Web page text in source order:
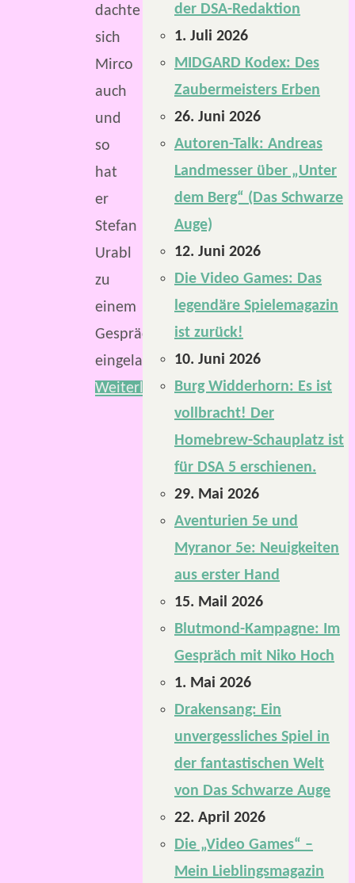
dachte
sich
Mirco
auch
und
so
hat
er
Stefan
Urabl
zu
einem
Gespräch
eingeladen.
Weiterlesen
der DSA-Redaktion
1. Juli 2026
MIDGARD Kodex: Des
Zaubermeisters Erben
26. Juni 2026
Autoren-Talk: Andreas
Landmesser über „Unter
dem Berg“ (Das Schwarze
Auge)
12. Juni 2026
Die Video Games: Das
legendäre Spielemagazin
ist zurück!
10. Juni 2026
Burg Widderhorn: Es ist
vollbracht! Der
Homebrew-Schauplatz ist
für DSA 5 erschienen.
29. Mai 2026
Aventurien 5e und
Myranor 5e: Neuigkeiten
aus erster Hand
15. Mail 2026
Blutmond-Kampagne: Im
Gespräch mit Niko Hoch
1. Mai 2026
Drakensang: Ein
unvergessliches Spiel in
der fantastischen Welt
von Das Schwarze Auge
22. April 2026
Die „Video Games“ –
Mein Lieblingsmagazin